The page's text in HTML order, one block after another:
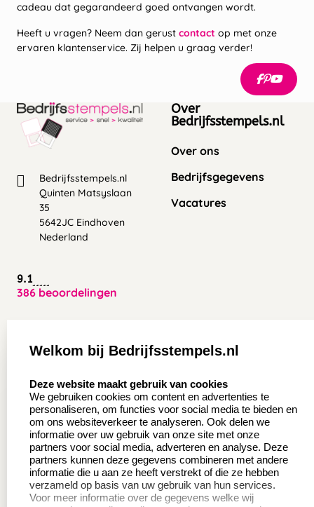
cadeau dat gegarandeerd goed ontvangen wordt.
Heeft u vragen? Neem dan gerust contact op met onze
ervaren klantenservice. Zij helpen u graag verder!
Bedrijfsstempels.nl
Quinten Matsyslaan
35
5642JC Eindhoven
Nederland
9.1
386 beoordelingen
Over
Bedrijfsstempels.nl
Over ons
Bedrijfsgegevens
Vacatures
Aanvraag op maat
Wederverkoper
worden
Sale
Betaling & Verzending
Contact opnemen
Veel gestelde vragen
Retourneren
Herroepingsrecht
Welkom bij Bedrijfsstempels.nl
Deze website maakt gebruik van cookies
We gebruiken cookies om content en advertenties te
personaliseren, om functies voor social media te bieden en
om ons websiteverkeer te analyseren. Ook delen we
informatie over uw gebruik van onze site met onze
partners voor social media, adverteren en analyse. Deze
partners kunnen deze gegevens combineren met andere
informatie die u aan ze heeft verstrekt of die ze hebben
verzameld op basis van uw gebruik van hun services.
Voor meer informatie over de gegevens welke wij